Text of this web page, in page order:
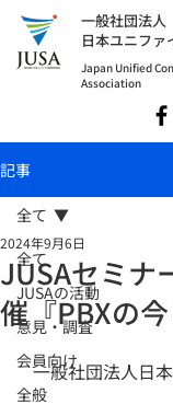
​一般社団法人
日本ユニファ
Japan Unified
Association
記事
全て
JUSAの活動
意見・調査
会員向け
全般
全て
JUSAセミナ
催『PBXの今
2024年9月6日
一般社団法人日